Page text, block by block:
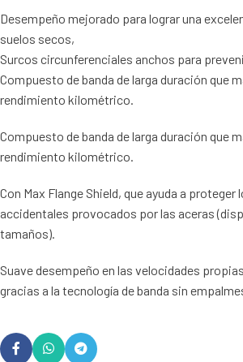
Desempeño mejorado para lograr una
suelos secos,
Surcos circunferenciales anchos para
Compuesto de banda de larga duración que
rendimiento kilométrico.
Compuesto de banda de larga duración que
rendimiento kilométrico.
Con Max Flange Shield, que ayuda a proteger
accidentales provocados por las aceras
tamaños).
Suave desempeño en las velocidades
gracias a la tecnología de banda sin